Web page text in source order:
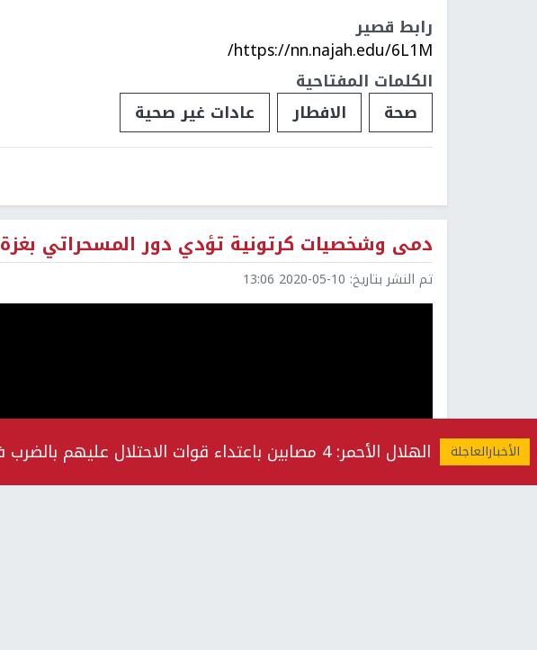
الهلال الأحمر: 4 مصابين باعتداء قوات الاحتلال عليهم بالضرب في مخيم قلنديا شمال القدس المحتلة
رابط قصير
https://nn.najah.edu/6L1M/
الكلمات المفتاحية
صحة
الافطار عادات غير صحية
دمى وشخصيات كرتونية تؤدي دور المسحراتي بغزة
تم النشر بتاريخ: 2020-05-10 13:06